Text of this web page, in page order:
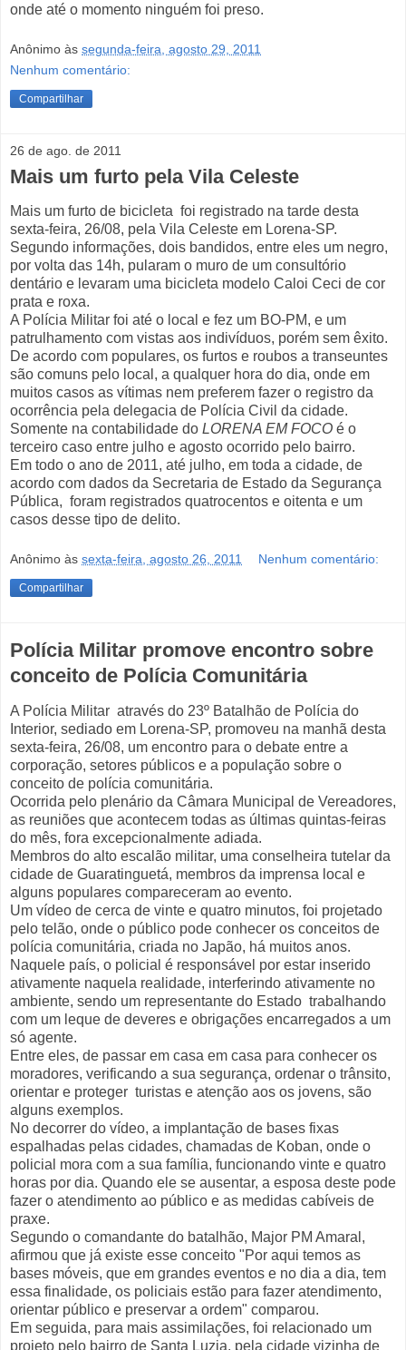
onde até o momento ninguém foi preso.
Anônimo às segunda-feira, agosto 29, 2011
Nenhum comentário:
Compartilhar
26 de ago. de 2011
Mais um furto pela Vila Celeste
Mais um furto de bicicleta foi registrado na tarde desta
sexta-feira, 26/08, pela Vila Celeste em Lorena-SP.
Segundo informações, dois bandidos, entre eles um negro,
por volta das 14h, pularam o muro de um consultório
dentário e levaram uma bicicleta modelo Caloi Ceci de cor
prata e roxa.
A Polícia Militar foi até o local e fez um BO-PM, e um
patrulhamento com vistas aos indivíduos, porém sem êxito.
De acordo com populares, os furtos e roubos a transeuntes
são comuns pelo local, a qualquer hora do dia, onde em
muitos casos as vítimas nem preferem fazer o registro da
ocorrência pela delegacia de Polícia Civil da cidade.
Somente na contabilidade do LORENA EM FOCO é o
terceiro caso entre julho e agosto ocorrido pelo bairro.
Em todo o ano de 2011, até julho, em toda a cidade, de
acordo com dados da Secretaria de Estado da Segurança
Pública, foram registrados quatrocentos e oitenta e um
casos desse tipo de delito.
Anônimo às sexta-feira, agosto 26, 2011 Nenhum comentário:
Compartilhar
Polícia Militar promove encontro sobre
conceito de Polícia Comunitária
A Polícia Militar através do 23º Batalhão de Polícia do
Interior, sediado em Lorena-SP, promoveu na manhã desta
sexta-feira, 26/08, um encontro para o debate entre a
corporação, setores públicos e a população sobre o
conceito de polícia comunitária.
Ocorrida pelo plenário da Câmara Municipal de Vereadores,
as reuniões que acontecem todas as últimas quintas-feiras
do mês, fora excepcionalmente adiada.
Membros do alto escalão militar, uma conselheira tutelar da
cidade de Guaratinguetá, membros da imprensa local e
alguns populares compareceram ao evento.
Um vídeo de cerca de vinte e quatro minutos, foi projetado
pelo telão, onde o público pode conhecer os conceitos de
polícia comunitária, criada no Japão, há muitos anos.
Naquele país, o policial é responsável por estar inserido
ativamente naquela realidade, interferindo ativamente no
ambiente, sendo um representante do Estado trabalhando
com um leque de deveres e obrigações encarregados a um
só agente.
Entre eles, de passar em casa em casa para conhecer os
moradores, verificando a sua segurança, ordenar o trânsito,
orientar e proteger turistas e atenção aos os jovens, são
alguns exemplos.
No decorrer do vídeo, a implantação de bases fixas
espalhadas pelas cidades, chamadas de Koban, onde o
policial mora com a sua família, funcionando vinte e quatro
horas por dia. Quando ele se ausentar, a esposa deste pode
fazer o atendimento ao público e as medidas cabíveis de
praxe.
Segundo o comandante do batalhão, Major PM Amaral,
afirmou que já existe esse conceito "Por aqui temos as
bases móveis, que em grandes eventos e no dia a dia, tem
essa finalidade, os policiais estão para fazer atendimento,
orientar público e preservar a ordem" comparou.
Em seguida, para mais assimilações, foi relacionado um
projeto pelo bairro de Santa Luzia, pela cidade vizinha de